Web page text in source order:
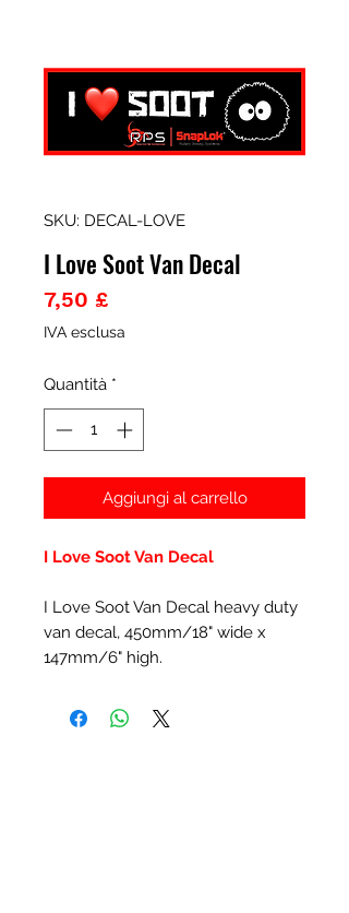
SKU: DECAL-LOVE
I Love Soot Van Decal
7,50 £Prezzo
IVA esclusa
Quantità *
Aggiungi al carrello
I Love Soot Van Decal
I Love Soot Van Decal heavy duty
van decal, 450mm/18" wide x
147mm/6" high.